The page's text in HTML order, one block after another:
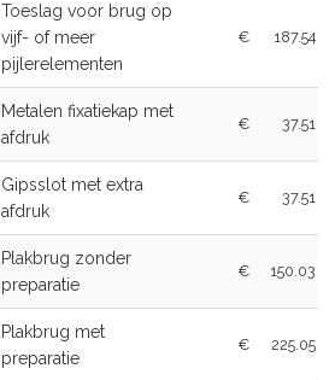
Toeslag voor brug op
vijf- of meer
pijlerelementen
€ 187.54
Metalen fixatiekap met
afdruk
€ 37.51
Gipsslot met extra
afdruk
€ 37.51
Plakbrug zonder
preparatie
€ 150.03
Plakbrug met
preparatie
€ 225.05